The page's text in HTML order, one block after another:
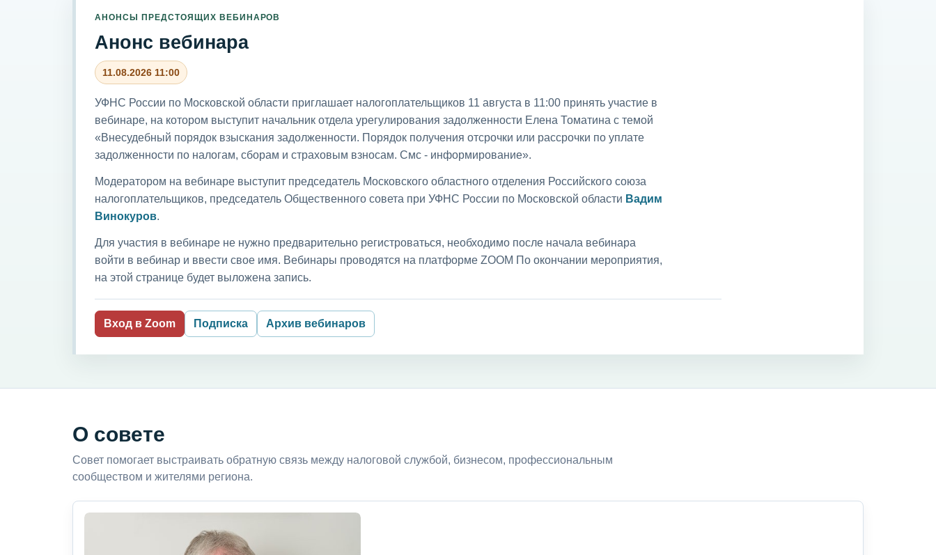
АНОНСЫ ПРЕДСТОЯЩИХ ВЕБИНАРОВ
Анонс вебинара
11.08.2026 11:00
УФНС России по Московской области приглашает налогоплательщиков 11 августа в 11:00 принять участие в
вебинаре, на котором выступит начальник отдела урегулирования задолженности Елена Томатина с темой
«Внесудебный порядок взыскания задолженности. Порядок получения отсрочки или рассрочки по уплате
задолженности по налогам, сборам и страховым взносам. Смс - информирование».
Модератором на вебинаре выступит председатель Московского областного отделения Российского союза
налогоплательщиков, председатель Общественного совета при УФНС России по Московской области Вадим
Винокуров.
Для участия в вебинаре не нужно предварительно регистроваться, необходимо после начала вебинара
войти в вебинар и ввести свое имя. Вебинары проводятся на платформе ZOOM По окончании мероприятия,
на этой странице будет выложена запись.
Вход в Zoom Подписка Архив вебинаров
О совете
Совет помогает выстраивать обратную связь между налоговой службой, бизнесом, профессиональным
сообществом и жителями региона.